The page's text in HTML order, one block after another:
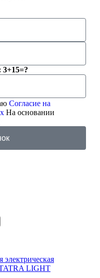
Согласие на
На основании